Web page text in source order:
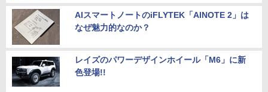
AIスマートノートのiFLYTEK「AINOTE 2」は
なぜ魅力的なのか？
レイズのパワーデザインホイール「M6」に新
色登場!!